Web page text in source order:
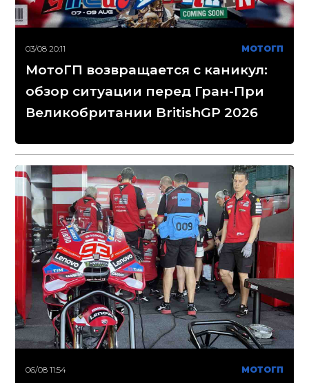
03/08 20:11 МОТОГП
МотоГП возвращается с каникул:
обзор ситуации перед Гран-При
Великобритании BritishGP 2026
06/08 11:54 МОТОГП